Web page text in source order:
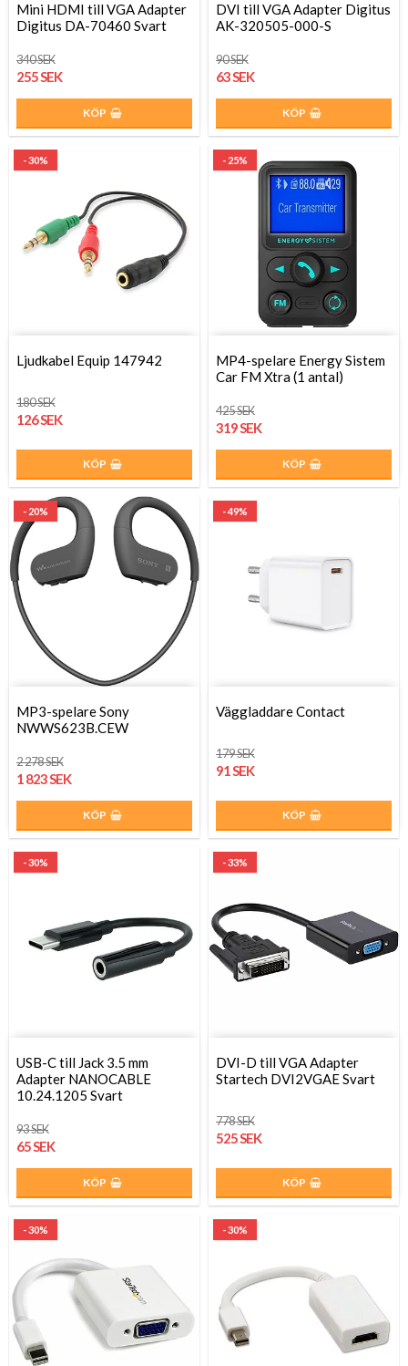
Mini HDMI till VGA Adapter
Digitus DA-70460 Svart
340 SEK
255 SEK
KÖP
DVI till VGA Adapter Digitus
AK-320505-000-S
90 SEK
63 SEK
KÖP
- 30%
Ljudkabel Equip 147942
180 SEK
126 SEK
KÖP
- 25%
MP4-spelare Energy Sistem
Car FM Xtra (1 antal)
425 SEK
319 SEK
KÖP
- 20%
MP3-spelare Sony
NWWS623B.CEW
2 278 SEK
1 823 SEK
KÖP
- 49%
Väggladdare Contact
179 SEK
91 SEK
KÖP
- 30%
USB-C till Jack 3.5 mm
Adapter NANOCABLE
10.24.1205 Svart
93 SEK
65 SEK
KÖP
- 33%
DVI-D till VGA Adapter
Startech DVI2VGAE Svart
778 SEK
525 SEK
KÖP
- 30% - 30%